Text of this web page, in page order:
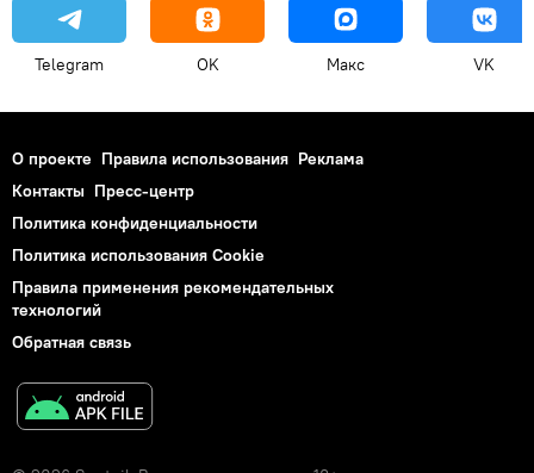
Telegram OK Макс VK
О проекте Правила использования Реклама
Контакты Пресс-центр
Политика конфиденциальности
Политика использования Cookie
Правила применения рекомендательных
технологий
Обратная связь